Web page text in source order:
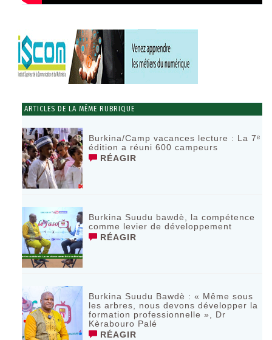
ARTICLES DE LA MÊME RUBRIQUE
Burkina/Camp vacances lecture : La 7ᵉ
édition a réuni 600 campeurs
RÉAGIR
Burkina Suudu bawdè, la compétence
comme levier de développement
RÉAGIR
Burkina Suudu Bawdè : « Même sous
les arbres, nous devons développer la
formation professionnelle », Dr
Kèrabouro Palé
RÉAGIR